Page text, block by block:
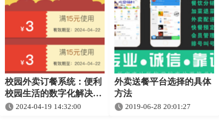
校园外卖订餐系统：便利
校园生活的数字化解决方
案 2024-04-19 14:32:00
外卖送餐平台选择的具体
方法
2019-06-28 20:01:27